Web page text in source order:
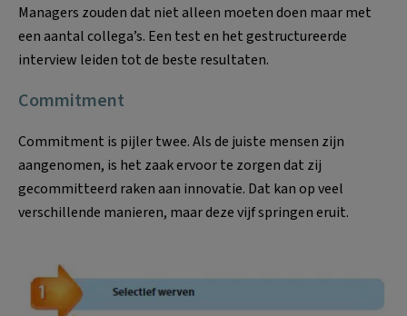
Managers zouden dat niet alleen moeten doen maar met
een aantal collega’s. Een test en het gestructureerde
interview leiden tot de beste resultaten.
Commitment
Commitment is pijler twee. Als de juiste mensen zijn
aangenomen, is het zaak ervoor te zorgen dat zij
gecommitteerd raken aan innovatie. Dat kan op veel
verschillende manieren, maar deze vijf springen eruit.